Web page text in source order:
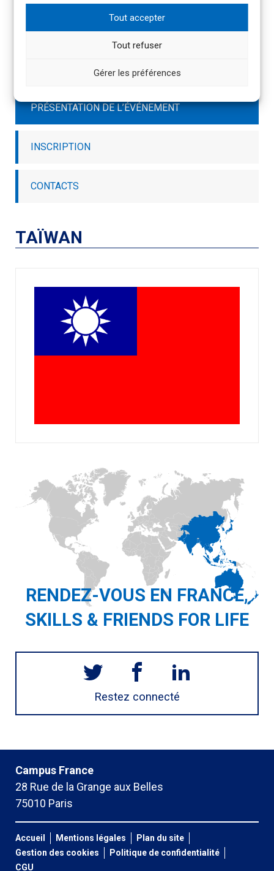
Tout accepter
Tout refuser
Gérer les préférences
PRÉSENTATION DE L’ÉVÉNEMENT
INSCRIPTION
CONTACTS
TAÏWAN
RENDEZ-VOUS EN FRANCE,
SKILLS & FRIENDS FOR LIFE
Restez connecté
Accueil Mentions légales
Plan du site
Gestion des cookies
Politique de confidentialité
CGU
Campus France
28 Rue de la Grange aux Belles
75010 Paris